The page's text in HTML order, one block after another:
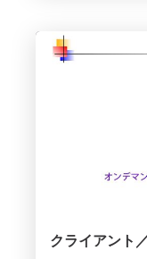
クライアント